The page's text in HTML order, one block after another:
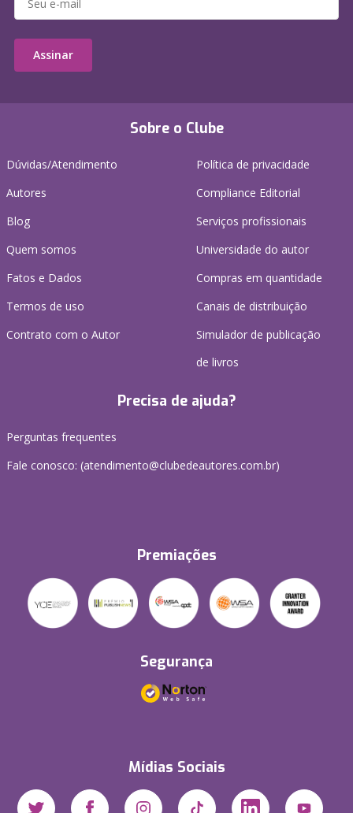
Sobre o Clube
Dúvidas/Atendimento
Autores
Blog
Quem somos
Fatos e Dados
Termos de uso
Contrato com o Autor
Política de privacidade
Compliance Editorial
Serviços profissionais
Universidade do autor
Compras em quantidade
Canais de distribuição
Simulador de publicação
de livros
Precisa de ajuda?
Perguntas frequentes
Fale conosco: (atendimento@clubedeautores.com.br)
Premiações
Segurança
Mídias Sociais
Assinar